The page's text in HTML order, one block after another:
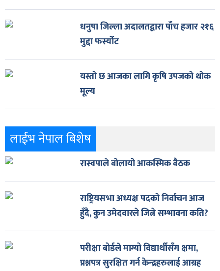
धनुषा जिल्ला अदालतद्वारा पाँच हजार २१६
मुद्दा फर्स्योट
यस्तो छ आजका लागि कृषि उपजको थोक
मूल्य
लाईभ नेपाल बिशेष
रास्वपाले बोलायो आकस्मिक बैठक
राष्ट्रियसभा अध्यक्ष पदको निर्वाचन आज
हुँदै, कुन उमेदवारले जित्ने सम्भावना कति?
परीक्षा बोर्डले माग्यो विद्यार्थीसँग क्षमा,
प्रश्नपत्र सुरक्षित गर्न केन्द्रहरुलाई आग्रह